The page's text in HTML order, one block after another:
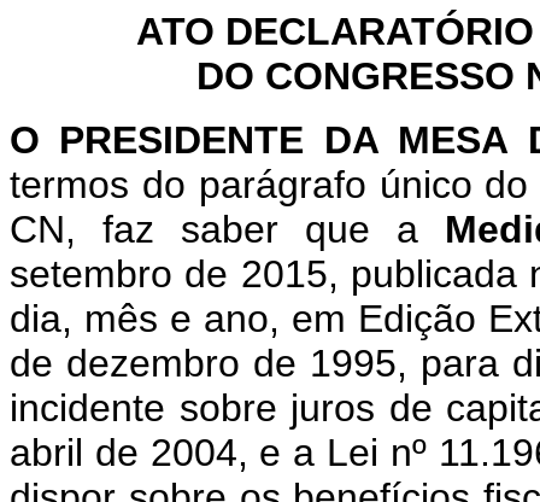
ATO
DO CONGRESSO
O PRESIDENTE DA MESA
termos do parágrafo único
CN, faz saber que a
setembro de 2015, publicada
dia, mês e ano, em Edição
de dezembro de 1995, para
incidente sobre juros de
abril de 2004, e a Lei nº